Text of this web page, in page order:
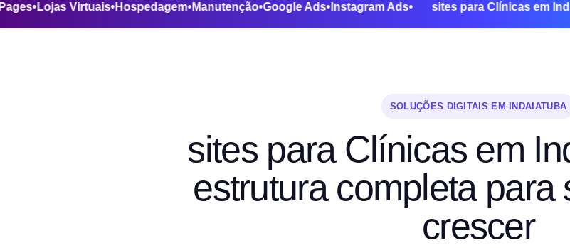
Pages•Lojas Virtuais•Hospedagem•Manutenção• Google Ads•Instagram Ads• sites para Clínicas
SOLUÇÕES DIGITAIS EM INDAIATUBA
sites para Clínicas em
estrutura completa para
crescer